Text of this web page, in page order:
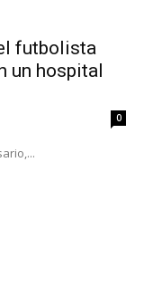
futbolista
un hospital
0